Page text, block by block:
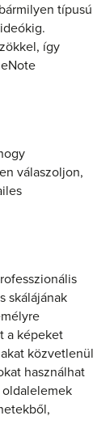
típusú
így
válaszoljon,
skálájának
a képeket
közvetlenül
használhat
oldalelemek